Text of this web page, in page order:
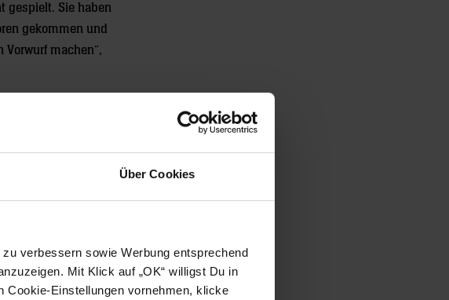
Über Cookies
verbessern sowie Werbung entsprechend
Mit Klick auf „OK“ willigst Du in
Cookie-Einstellungen vornehmen, klicke
gespielt. Sie haben
gekommen und
machen“,
(1), Körner,